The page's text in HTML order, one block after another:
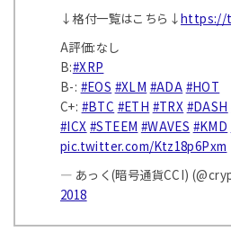
↓格付一覧はこちら↓https://
A評価:なし
B:#XRP
B-: #EOS #XLM #ADA #HOT
C+: #BTC #ETH #TRX #DASH
#ICX #STEEM #WAVES #KMD
pic.twitter.com/Ktz18p6Pxm
— あっく(暗号通貨CCI)
2018